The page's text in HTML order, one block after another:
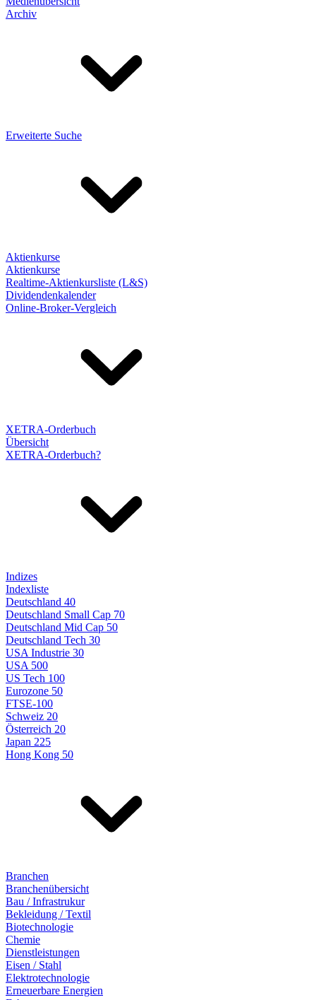
Archiv
Erweiterte Suche
Aktienkurse
Aktienkurse
Realtime-Aktienkursliste (L&S)
Dividendenkalender
Online-Broker-Vergleich
XETRA-Orderbuch
Übersicht
XETRA-Orderbuch?
Indizes
Indexliste
Deutschland 40
Deutschland Small Cap 70
Deutschland Mid Cap 50
Deutschland Tech 30
USA Industrie 30
USA 500
US Tech 100
Eurozone 50
FTSE-100
Schweiz 20
Österreich 20
Japan 225
Hong Kong 50
Branchen
Branchenübersicht
Bau / Infrastrukur
Bekleidung / Textil
Biotechnologie
Chemie
Dienstleistungen
Eisen / Stahl
Elektrotechnologie
Erneuerbare Energien